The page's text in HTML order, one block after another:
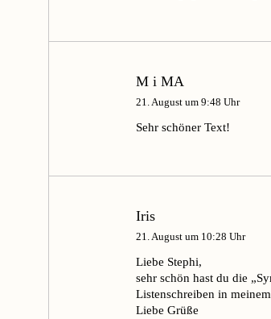
M i MA
21. August um 9:48 Uhr
Sehr schöner Text!
Iris
21. August um 10:28 Uhr
Liebe Stephi,
sehr schön hast du die
Listenschreiben in
Liebe Grüße